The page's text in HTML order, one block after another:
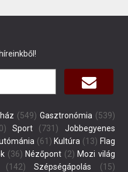
(549) Gasztronómia (539)
Sport(731)
Jobbegyenes
(61) Kultúra (13) Flag
(36) Nézőpont (2) Mozi világ
(142) Szépségápolás (15)